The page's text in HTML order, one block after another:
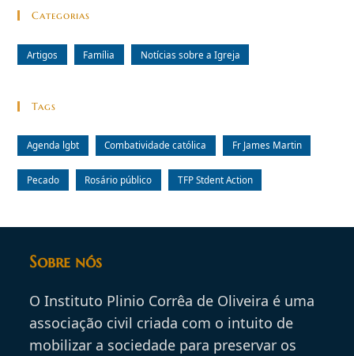
Categorias
Artigos Família Notícias sobre a Igreja
Tags
Agenda lgbt Combatividade católica Fr James Martin
Pecado Rosário público TFP Stdent Action
Sobre nós
O Instituto Plinio Corrêa de Oliveira é uma
associação civil criada com o intuito de
mobilizar a sociedade para preservar os